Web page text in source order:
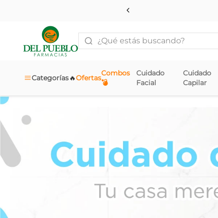
¿Qué estás buscando?
Categorías Ofertas
🔥
Combos
💣
Cuidado
Facial
Cuidado
Capilar